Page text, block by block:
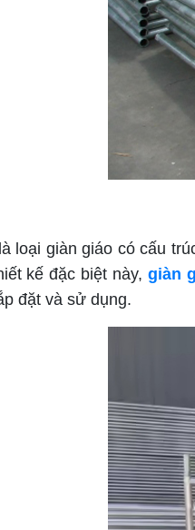
giàn giáo có cấu
kế đặc biệt này, giàn
đặt và sử dụng.